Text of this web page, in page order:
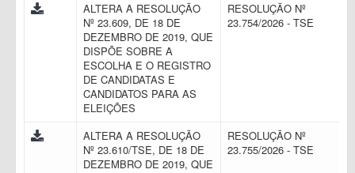
ALTERA A RESOLUÇÃO
Nº 23.609, DE 18 DE
DEZEMBRO DE 2019, QUE
DISPÕE SOBRE A
ESCOLHA E O REGISTRO
DE CANDIDATAS E
CANDIDATOS PARA AS
ELEIÇÕES
RESOLUÇÃO Nº
23.754/2026 - TSE
ALTERA A RESOLUÇÃO
Nº 23.610/TSE, DE 18 DE
DEZEMBRO DE 2019, QUE
RESOLUÇÃO Nº
23.755/2026 - TSE